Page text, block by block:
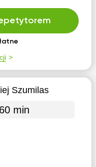
Szumilas
min